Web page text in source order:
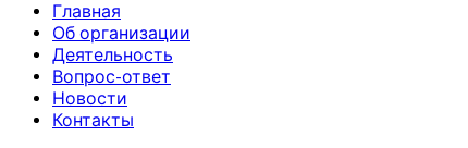
Главная
Об организации
Деятельность
Вопрос-ответ
Новости
Контакты